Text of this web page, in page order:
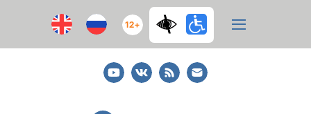
12+
YoutubeВКонтакте
RSS
E-
mail
подписка